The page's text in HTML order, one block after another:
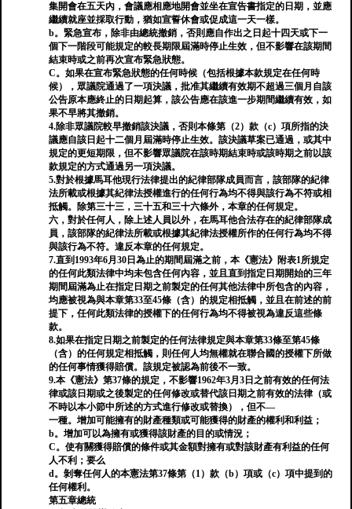
集開會在五天內，會議應相應地開會並坐在宣告書指定的日期，並應
繼續就座並採取行動，猶如宣誓休會或促成這一天一樣。
b。緊急宣布，除非由總統撤銷，否則應自作出之日起十四天或下一
個下一階段可能規定的較長期限屆滿時停止生效，但不影響在該期間
結束時或之前再次宣布緊急狀態。
C。如果在宣布緊急狀態的任何時候（包括根據本款規定在任何時
候），眾議院通過了一項決議，批准其繼續有效期不超過三個月自該
公告原本應終止的日期起算，該公告應在該進一步期間繼續有效，如
果不早將其撤銷。
4.除非眾議院較早撤銷該決議，否則本條第（2）款（c）項所指的決
議應自該日起十二個月屆滿時停止生效。該決議草案已通過，或其中
規定的更短期限，但不影響眾議院在該時期結束時或該時期之前以該
款規定的方式通過另一項決議。
5.對於根據馬耳他現行法律提出的紀律部隊成員而言，該部隊的紀律
法所載或根據其紀律法授權進行的任何行為均不得與該行為不符或相
抵觸。除第三十三，三十五和三十六條外，本章的任何規定。
六，對於任何人，除上述人員以外，在馬耳他合法存在的紀律部隊成
員，該部隊的紀律法所載或根據其紀律法授權所作的任何行為均不得
與該行為不符。違反本章的任何規定。
7.直到1993年6月30日為止的期間屆滿之前，本《憲法》附表1所規定
的任何此類法律中均未包含任何內容，並且直到指定日期開始的三年
期間屆滿為止在指定日期之前製定的任何其他法律中所包含的內容，
均應被視為與本章第33至45條（含）的規定相抵觸，並且在前述的前
提下，任何此類法律的授權下的任何行為均不得被視為違反這些條
款。
8.如果在指定日期之前製定的任何法律規定與本章第33條至第45條
（含）的任何規定相抵觸，則任何人均無權就在聯合國的授權下所做
的任何事情獲得賠償。該規定被認為前後不一致。
9.本《憲法》第37條的規定，不影響1962年3月3日之前有效的任何法
律或該日期或之後製定的任何修改或替代該日期之前有效的法律（或
不時以本小節中所述的方式進行修改或替換），但不—
一種。增加可能擁有的財產種類或可能獲得的財產的權利和利益；
b。增加可以為擁有或獲得該財產的目的或情況；
C。使有關獲得賠償的條件或其金額對擁有或對該財產有利益的任何
人不利；要么
d。剝奪任何人的本憲法第37條第（1）款（b）項或（c）項中提到的
任何權利。
第五章總統